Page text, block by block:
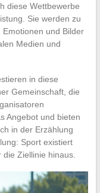
diese Wettbewerbe
Sie werden zu
und Bilder
Medien und
in diese
Gemeinschaft, die
Angebot und bieten
in der Erzählung
Sport existiert
Ziellinie hinaus.